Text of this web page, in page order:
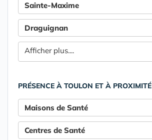
Sainte-Maxime
Draguignan
Afficher plus....
PRÉSENCE À TOULON ET À PROXIMITÉ
Maisons de Santé
Centres de Santé